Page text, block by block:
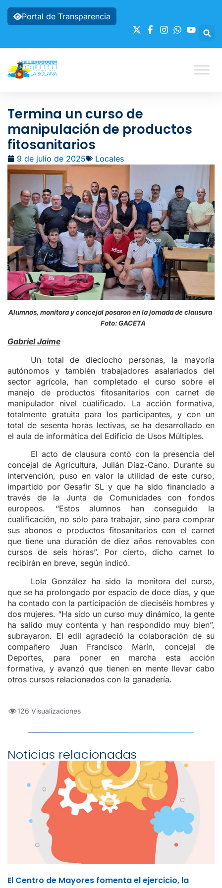
Portal de Transparencia
Termina un curso de
manipulación de productos
fitosanitarios
9 de julio de 2025 Locales
Alumnos, monitora y concejal posaron en la jornada de clausura
Foto: GACETA
Gabriel Jaime
Un total de dieciocho personas, la mayoría
autónomos y también trabajadores asalariados del
sector agrícola, han completado el curso sobre el
manejo de productos fitosanitarios con carnet de
manipulador nivel cualificado. La acción formativa,
totalmente gratuita para los participantes, y con un
total de sesenta horas lectivas, se ha desarrollado en
el aula de informática del Edificio de Usos Múltiples.
El acto de clausura contó con la presencia del
concejal de Agricultura, Julián Díaz-Cano. Durante su
intervención, puso en valor la utilidad de este curso,
impartido por Gesafir SL y que ha sido financiado a
través de la Junta de Comunidades con fondos
europeos. “Estos alumnos han conseguido la
cualificación, no sólo para trabajar, sino para comprar
sus abonos o productos fitosanitarios con el carnet
que tiene una duración de diez años renovables con
cursos de seis horas”. Por cierto, dicho carnet lo
recibirán en breve, según indicó.
Lola González ha sido la monitora del curso,
que se ha prolongado por espacio de doce días, y que
ha contado con la participación de dieciséis hombres y
dos mujeres. “Ha sido un curso muy dinámico, la gente
ha salido muy contenta y han respondido muy bien”,
subrayaron. El edil agradeció la colaboración de su
compañero Juan Francisco Marín, concejal de
Deportes, para poner en marcha esta acción
formativa, y avanzó que tienen en mente llevar cabo
otros cursos relacionados con la ganadería.
126 Visualizaciones
Noticias relacionadas
El Centro de Mayores fomenta el ejercicio, la